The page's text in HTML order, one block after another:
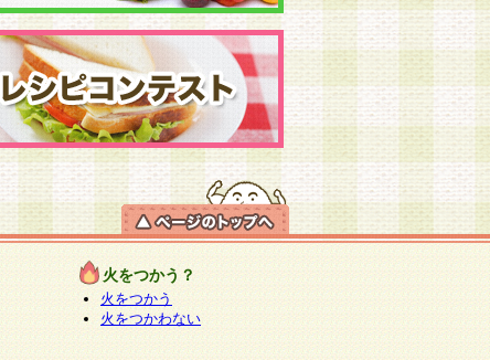
火をつかう？
火をつかう
火をつかわない